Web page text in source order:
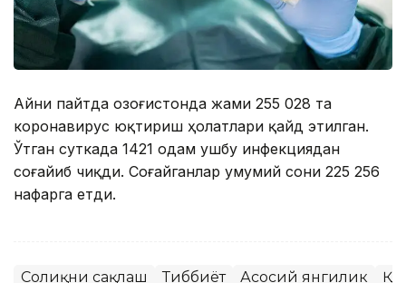
Айни пайтда Қозоғистонда жами 255 028 та
коронавирус юқтириш ҳолатлари қайд этилган.
Ўтган суткада 1421 одам ушбу инфекциядан
соғайиб чиқди. Соғайганлар умумий сони 225 256
нафарга етди.
Соғлиқни сақлаш Тиббиёт Асосий янгилик ҚР